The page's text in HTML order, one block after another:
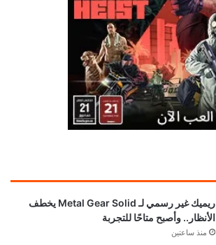
ريميك غير رسمي لـ Metal Gear Solid يخطف
الأنظار.. وأصبح متاحًا للتجربة
منذ ساعتين